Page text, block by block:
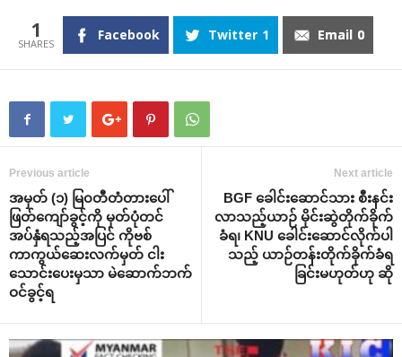
1 Facebook Twitter 1 Email 0
Previous article
အမှတ် (၁) မြ၀တီတံတားပေါ်
ဖြတ်ကျော်ခွင့်ကို မှတ်ပုံတင်
အပ်နှံရသည့်အပြင် ကိုဗစ်
ကာကွယ်ဆေးလက်မှတ် ငါး
သောင်းပေးမှသာ မဲဆောက်ဘက်
ဝင်ခွင့်ရ
Next article
BGF ခေါင်းဆောင်သား စီးနင်း
လာသည့်ယာဉ် မိုင်းဆွဲတိုက်ခိုက်
ခံရ၊ KNU ခေါင်းဆောင်လိုက်ပါ
သည့် ယာဉ်တန်းတိုက်ခိုက်ခံရ
ခြင်းမဟုတ်ဟု ဆို